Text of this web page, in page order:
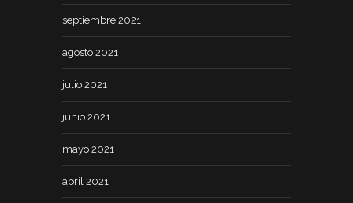
septiembre 2021
agosto 2021
julio 2021
junio 2021
mayo 2021
abril 2021